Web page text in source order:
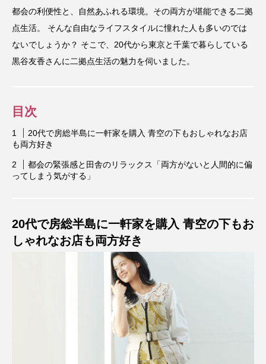
都会の利便性と、自然あふれる環境。その両方が堪能できる二拠
点生活。 そんな自由なライフスタイルに憧れた人も多いのでは
ないでしょうか？ そこで、20代から東京と千葉で暮らしている
黒谷友香さんに二拠点生活の魅力を伺いました。
目次
20代で房総半島に一軒家を購入 青空の下もおしゃれなお店
も両方好き
都会の緊張感と田舎のリラックス「両方がないと人間的に偏
ってしまう気がする」
20代で房総半島に一軒家を購入 青空の下もお
しゃれなお店も両方好き